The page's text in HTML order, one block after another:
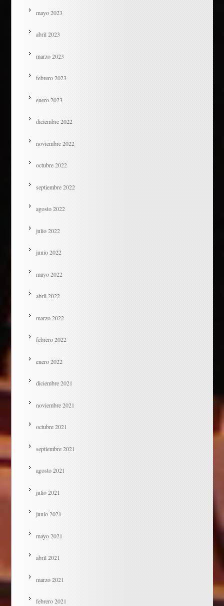
mayo 2023
abril 2023
marzo 2023
febrero 2023
enero 2023
diciembre 2022
noviembre 2022
octubre 2022
septiembre 2022
agosto 2022
julio 2022
junio 2022
mayo 2022
abril 2022
marzo 2022
febrero 2022
enero 2022
diciembre 2021
noviembre 2021
octubre 2021
septiembre 2021
agosto 2021
julio 2021
junio 2021
mayo 2021
abril 2021
marzo 2021
febrero 2021